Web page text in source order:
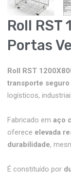
Roll
Portas
Roll RST
transporte
logísticos,
Fabricado em aço
oferece elevada
durabilidade,
É constituído por